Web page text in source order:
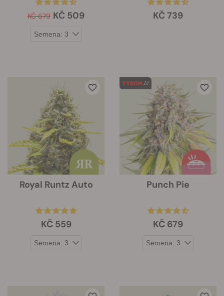
KČ 679 KČ 509 KČ 739
Royal Runtz Auto
KČ 559
Punch Pie
KČ 679